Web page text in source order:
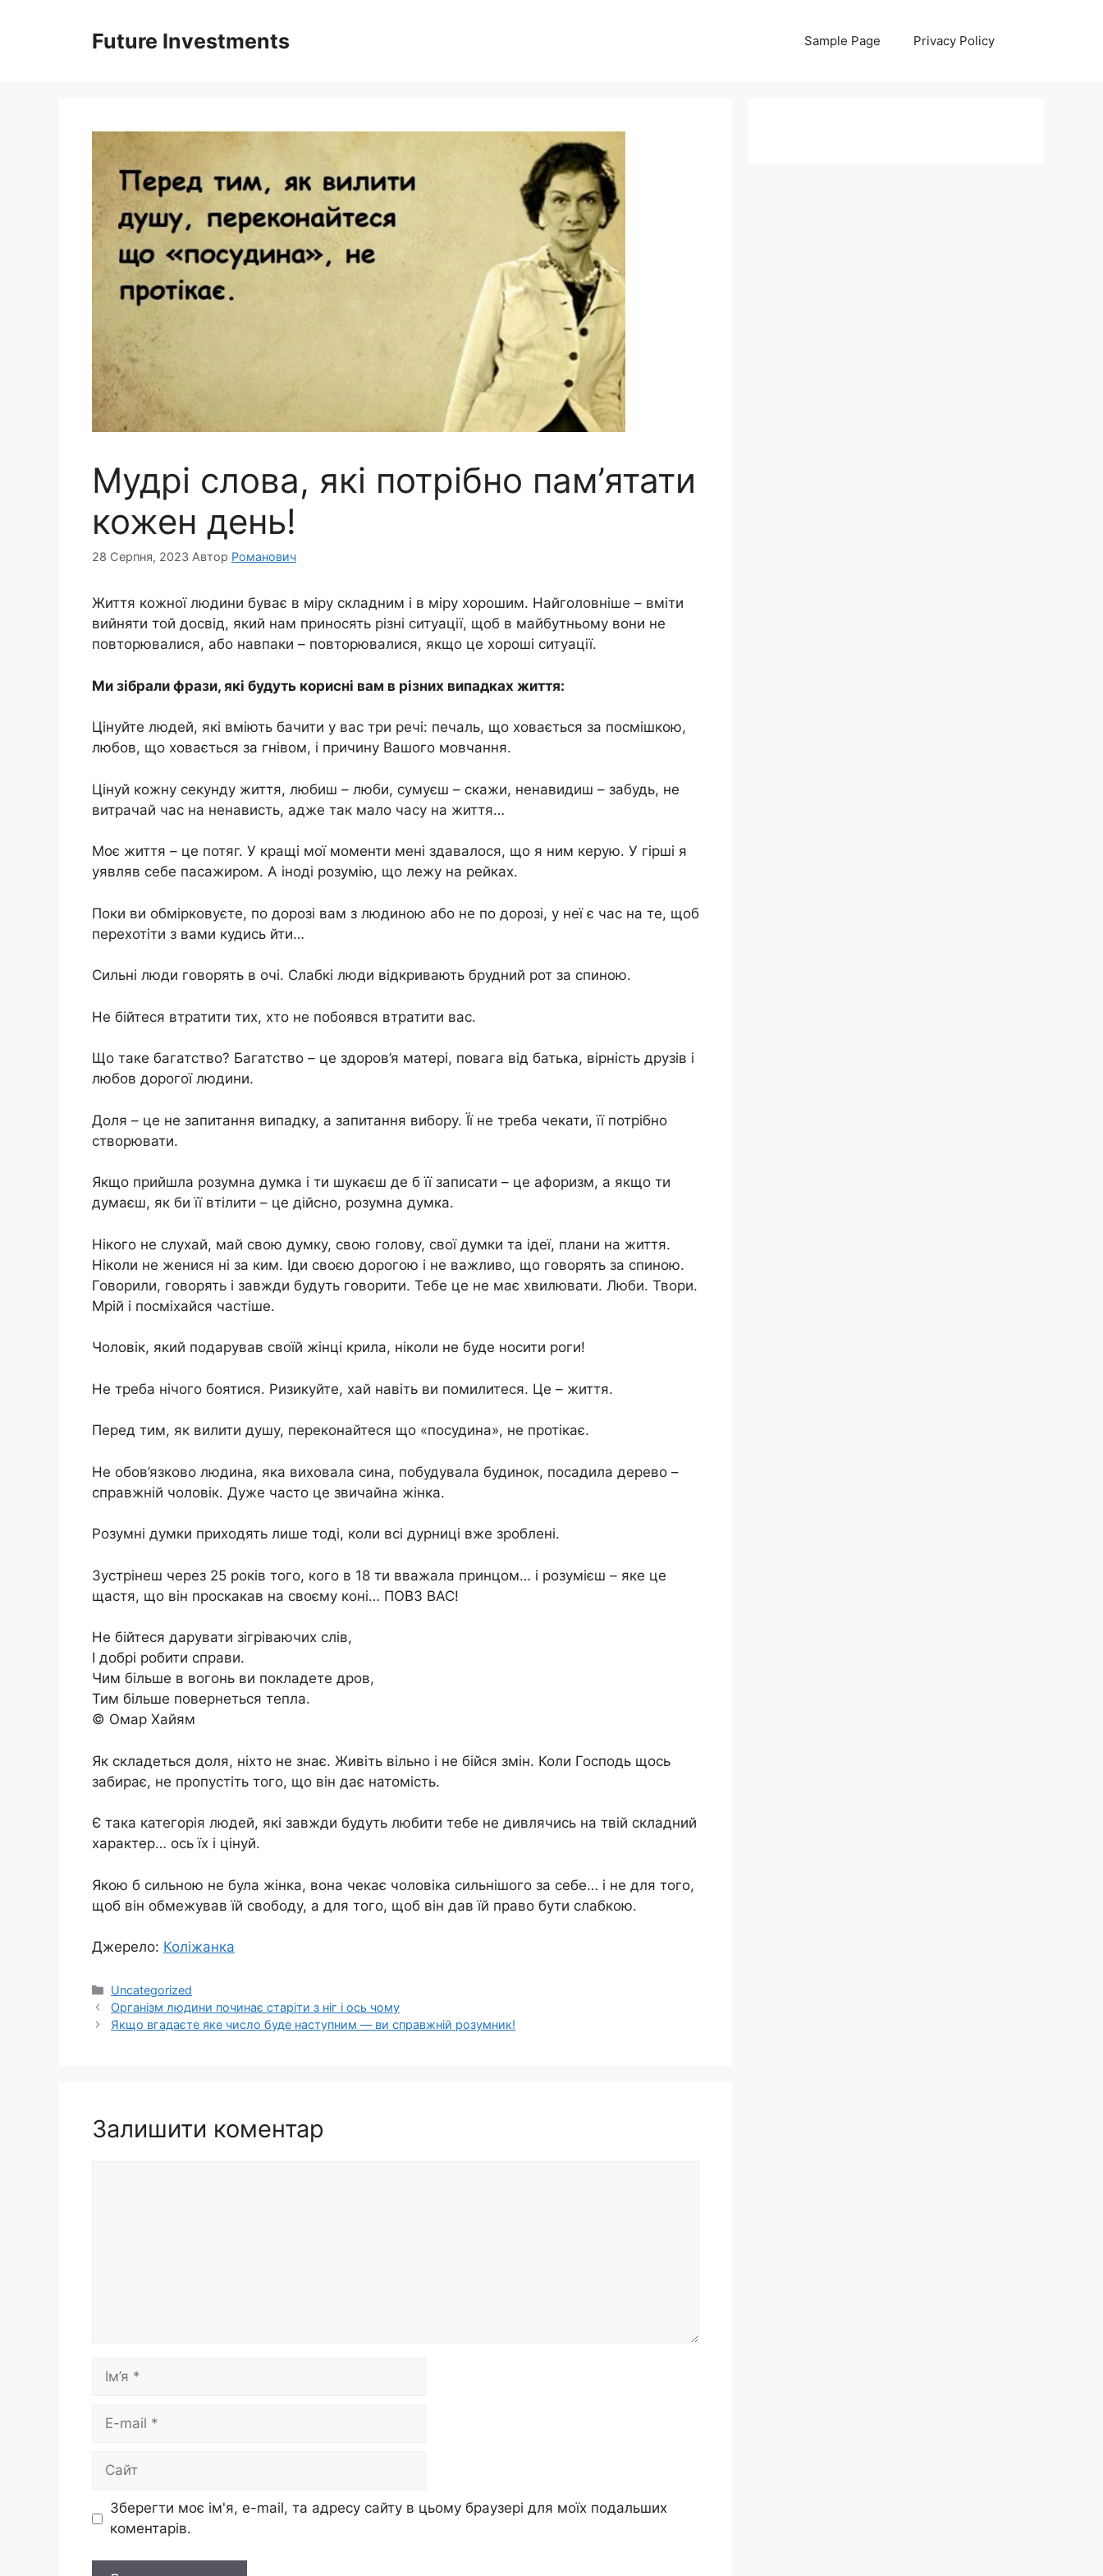
Future Investments Sample Page Privacy Policy
Мудрі слова, які потрібно пам’ятати
кожен день!
28 Серпня, 2023 Автор Романович
Життя кожної людини буває в міру складним і в міру хорошим. Найголовніше – вміти
вийняти той досвід, який нам приносять різні ситуації, щоб в майбутньому вони не
повторювалися, або навпаки – повторювалися, якщо це хороші ситуації.
Ми зібрали фрази, які будуть корисні вам в різних випадках життя:
Цінуйте людей, які вміють бачити у вас три речі: печаль, що ховається за посмішкою,
любов, що ховається за гнівом, і причину Вашого мовчання.
Цінуй кожну секунду життя, любиш – люби, сумуєш – скажи, ненавидиш – забудь, не
витрачай час на ненависть, адже так мало часу на життя…
Моє життя – це потяг. У кращі мої моменти мені здавалося, що я ним керую. У гірші я
уявляв себе пасажиром. А іноді розумію, що лежу на рейках.
Поки ви обмірковуєте, по дорозі вам з людиною або не по дорозі, у неї є час на те, щоб
перехотіти з вами кудись йти…
Сильні люди говорять в очі. Слабкі люди відкривають брудний рот за спиною.
Не бійтеся втратити тих, хто не побоявся втратити вас.
Що таке багатство? Багатство – це здоров’я матері, повага від батька, вірність друзів і
любов дорогої людини.
Доля – це не запитання випадку, а запитання вибору. Її не треба чекати, її потрібно
створювати.
Якщо прийшла розумна думка і ти шукаєш де б її записати – це афоризм, а якщо ти
думаєш, як би її втілити – це дійсно, розумна думка.
Нікого не слухай, май свою думку, свою голову, свої думки та ідеї, плани на життя.
Ніколи не женися ні за ким. Іди своєю дорогою і не важливо, що говорять за спиною.
Говорили, говорять і завжди будуть говорити. Тебе це не має хвилювати. Люби. Твори.
Мрій і посміхайся частіше.
Чоловік, який подарував своїй жінці крила, ніколи не буде носити роги!
Не треба нічого боятися. Ризикуйте, хай навіть ви помилитеся. Це – життя.
Перед тим, як вилити душу, переконайтеся що «посудина», не протікає.
Не обов’язково людина, яка виховала сина, побудувала будинок, посадила дерево –
справжній чоловік. Дуже часто це звичайна жінка.
Розумні думки приходять лише тоді, коли всі дурниці вже зроблені.
Зустрінеш через 25 років того, кого в 18 ти вважала принцом… і розумієш – яке це
щастя, що він проскакав на своєму коні… ПОВЗ ВАС!
Не бійтеся дарувати зігріваючих слів,
І добрі робити справи.
Чим більше в вогонь ви покладете дров,
Тим більше повернеться тепла.
© Омар Хайям
Як складеться доля, ніхто не знає. Живіть вільно і не бійся змін. Коли Господь щось
забирає, не пропустіть того, що він дає натомість.
Є така категорія людей, які завжди будуть любити тебе не дивлячись на твій складний
характер… ось їх і цінуй.
Якою б сильною не була жінка, вона чекає чоловіка сильнішого за себе… і не для того,
щоб він обмежував їй свободу, а для того, щоб він дав їй право бути слабкою.
Джерело: Коліжанка
Категорії
Uncategorized
Організм людини починає старіти з ніг і ось чому
Якщо вгадаєте яке число буде наступним — ви справжній розумник!
Залишити коментар
Ім’я
Сайт
Зберегти моє ім'я, e-mail, та адресу сайту в цьому браузері для моїх подальших
коментарів.